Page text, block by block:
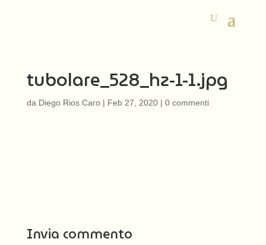
tubolare_528_hz-1-1.jpg
da Diego Rios Caro| Feb 27, 2020| 0 commenti
Invia commento